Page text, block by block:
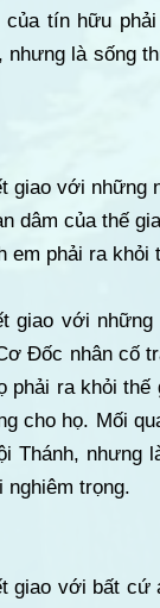
tín hữu
là sống
giao với những
dâm của thế
phải ra khỏi
giao với
Đốc nhân cố
ra khỏi
cho họ. Mối
Thánh,
nghiêm trọng.
giao với bất